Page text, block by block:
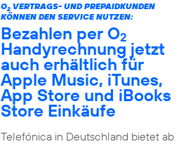
O2VERTRAGS- UND PREPAIDKUNDEN
KÖNNEN DEN SERVICE NUTZEN:
Bezahlen per O2
Handyrechnung jetzt
auch erhältlich für
Apple Music, iTunes,
App Store und iBooks
Store Einkäufe
Telefónica in Deutschland bietet ab